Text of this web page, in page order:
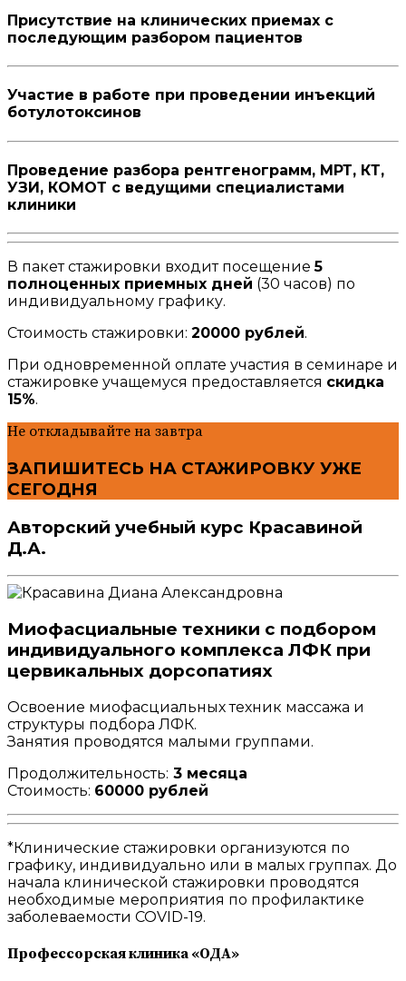
Присутствие на клинических приемах с
последующим разбором пациентов
Участие в работе при проведении инъекций
ботулотоксинов
Проведение разбора рентгенограмм, МРТ, КТ,
УЗИ, КОМОТ с ведущими специалистами
клиники
В пакет стажировки входит посещение5
полноценных приемных дней (30 часов) по
индивидуальному графику.
Стоимость стажировки: 20000 рублей.
При одновременной оплате участия в семинаре и
стажировке учащемуся предоставляется скидка
15%.
Не откладывайте на завтра
ЗАПИШИТЕСЬ НА СТАЖИРОВКУ УЖЕ
СЕГОДНЯ
Авторский учебный курс Красавиной
Д.А.
Миофасциальные техники с подбором
индивидуального комплекса ЛФК при
цервикальных дорсопатиях
Освоение миофасциальных техник массажа и
структуры подбора ЛФК.
Занятия проводятся малыми группами.
Продолжительность: 3 месяца
Стоимость: 60000 рублей
*Клинические стажировки организуются по
графику, индивидуально или в малых группах. До
начала клинической стажировки проводятся
необходимые мероприятия по профилактике
заболеваемости COVID-19.
Профессорская клиника «ОДА»